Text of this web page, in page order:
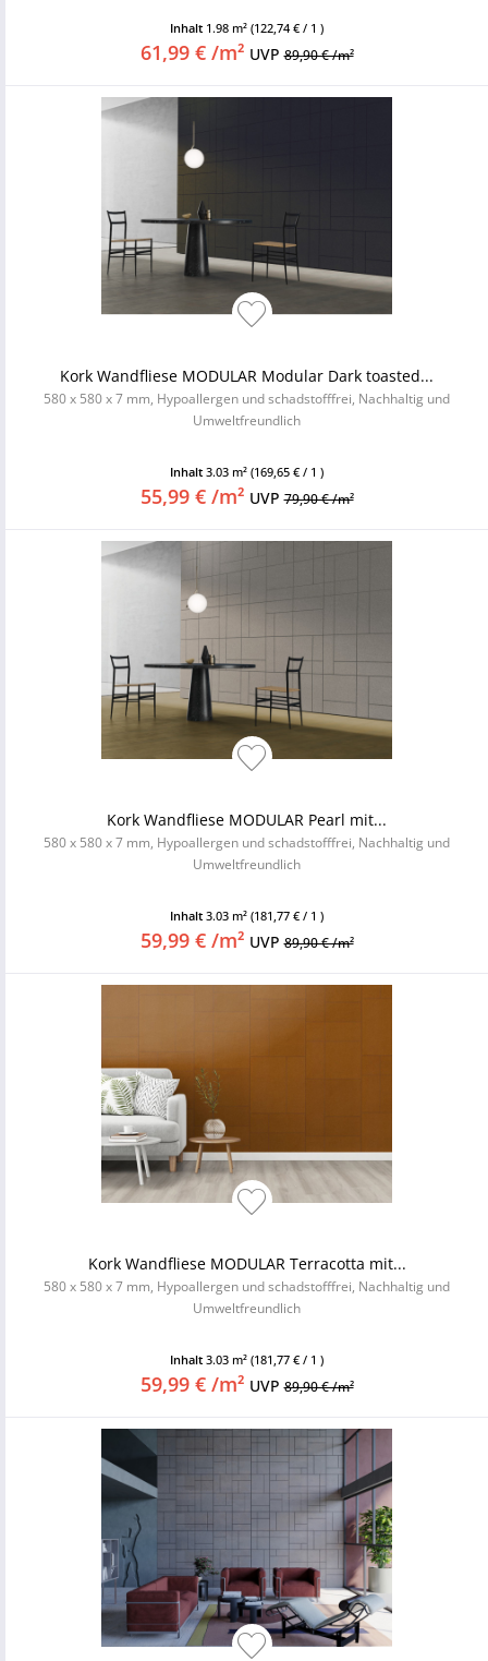
Inhalt 1.98 m² (122,74 € / 1 )
61,99 € /m² UVP89,90 € /m²
Kork Wandfliese MODULAR Modular Dark toasted...
580 x 580 x 7 mm, Hypoallergen und schadstofffrei, Nachhaltig und
Umweltfreundlich
Inhalt 3.03 m² (169,65 € / 1 )
55,99 € /m² UVP79,90 € /m²
Kork Wandfliese MODULAR Pearl mit...
580 x 580 x 7 mm, Hypoallergen und schadstofffrei, Nachhaltig und
Umweltfreundlich
Inhalt 3.03 m² (181,77 € / 1 )
59,99 € /m² UVP89,90 € /m²
Kork Wandfliese MODULAR Terracotta mit...
580 x 580 x 7 mm, Hypoallergen und schadstofffrei, Nachhaltig und
Umweltfreundlich
Inhalt 3.03 m² (181,77 € / 1 )
59,99 € /m² UVP89,90 € /m²